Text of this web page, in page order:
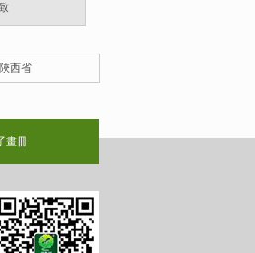
陜西省
畫冊